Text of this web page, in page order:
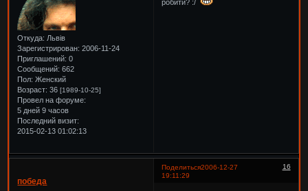
Откуда: Львів
Зарегистрирован: 2006-11-24
Приглашений: 0
Сообщений: 662
Пол: Женский
Возраст: 36[1989-10-25]
Провел на форуме:
5 дней 9 часов
Последний визит:
2015-02-13 01:02:13
робити? :/
Поделиться 16
2006-12-27
19:11:29
победа